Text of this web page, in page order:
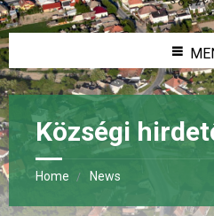
Községi
Home News